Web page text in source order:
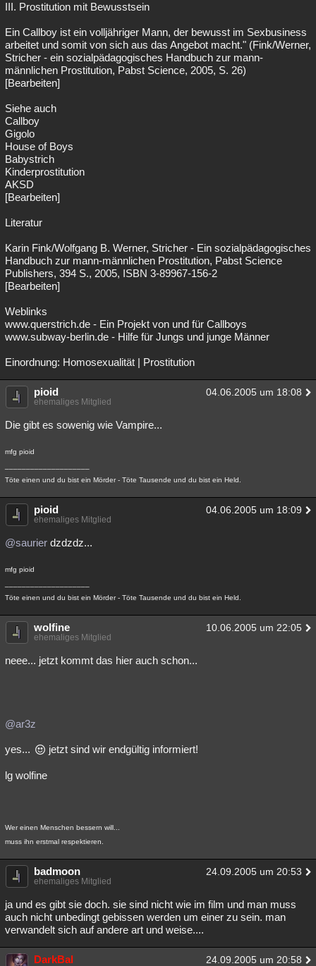
III. Prostitution mit Bewusstsein
Ein Callboy ist ein volljähriger Mann, der bewusst im Sexbusiness
arbeitet und somit von sich aus das Angebot macht." (Fink/Werner,
Stricher - ein sozialpädagogisches Handbuch zur mann-
männlichen Prostitution, Pabst Science, 2005, S. 26)
[Bearbeiten]
Siehe auch
Callboy
Gigolo
House of Boys
Babystrich
Kinderprostitution
AKSD
[Bearbeiten]
Literatur
Karin Fink/Wolfgang B. Werner, Stricher - Ein sozialpädagogisches
Handbuch zur mann-männlichen Prostitution, Pabst Science
Publishers, 394 S., 2005, ISBN 3-89967-156-2
[Bearbeiten]
Weblinks
www.querstrich.de - Ein Projekt von und für Callboys
www.subway-berlin.de - Hilfe für Jungs und junge Männer
Einordnung: Homosexualität | Prostitution
pioid 04.06.2005 um 18:08
ehemaliges Mitglied
Die gibt es sowenig wie Vampire...
mfg pioid
Töte einen und du bist ein Mörder - Töte Tausende und du bist ein Held.
pioid 04.06.2005 um 18:09
ehemaliges Mitglied
@saurier dzdzdz...
mfg pioid
Töte einen und du bist ein Mörder - Töte Tausende und du bist ein Held.
wolfine 10.06.2005 um 22:05
ehemaliges Mitglied
neee... jetzt kommt das hier auch schon...
@ar3z
yes... jetzt sind wir endgültig informiert!
lg wolfine
Wer einen Menschen bessern will...
muss ihn erstmal respektieren.
badmoon 24.09.2005 um 20:53
ehemaliges Mitglied
ja und es gibt sie doch. sie sind nicht wie im film und man muss
auch nicht unbedingt gebissen werden um einer zu sein. man
verwandelt sich auf andere art und weise....
DarkBal 24.09.2005 um 20:58